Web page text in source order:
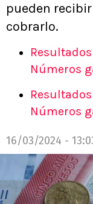
pueden
cobrarlo.
Números
Números
16/03/2024 -